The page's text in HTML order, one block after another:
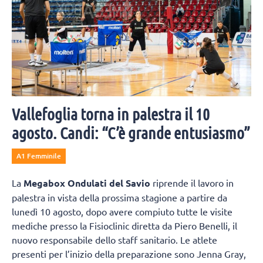
Vallefoglia torna in palestra il 10
agosto. Candi: “C’è grande entusiasmo”
A1 Femminile
La Megabox Ondulati del Savio riprende il lavoro in
palestra in vista della prossima stagione a partire da
lunedì 10 agosto, dopo avere compiuto tutte le visite
mediche presso la Fisioclinic diretta da Piero Benelli, il
nuovo responsabile dello staff sanitario. Le atlete
presenti per l’inizio della preparazione sono Jenna Gray,